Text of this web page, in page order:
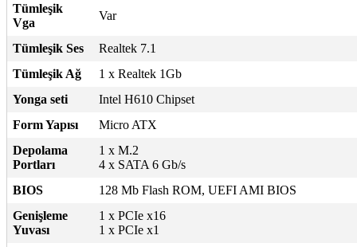
Tümleşik
Vga
Var
Tümleşik Ses
Realtek 7.1
Tümleşik Ağ
1 x Realtek 1Gb
Yonga seti
Intel H610 Chipset
Form Yapısı
Micro ATX
Depolama
Portları
1 x M.2
4 x SATA 6 Gb/s
BIOS
128 Mb Flash ROM, UEFI AMI BIOS
Genişleme
Yuvası
1 x PCIe x16
1 x PCIe x1